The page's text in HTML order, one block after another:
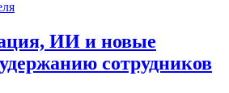
ИИ и новые
сотрудников